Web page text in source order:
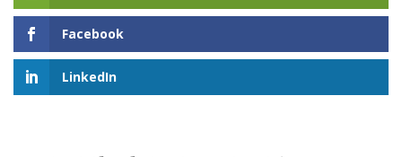
Facebook
LinkedIn